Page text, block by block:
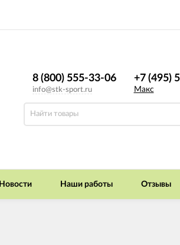
8 (800) 555-33-06
info@stk-sport.ru
+7 (495)
Макс
Новости Наши работы Отзывы